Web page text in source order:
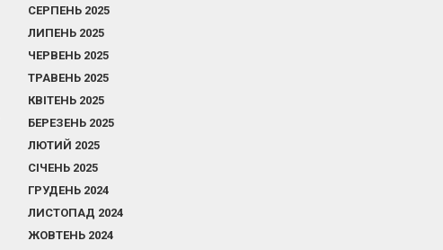
СЕРПЕНЬ 2025
ЛИПЕНЬ 2025
ЧЕРВЕНЬ 2025
ТРАВЕНЬ 2025
КВІТЕНЬ 2025
БЕРЕЗЕНЬ 2025
ЛЮТИЙ 2025
СІЧЕНЬ 2025
ГРУДЕНЬ 2024
ЛИСТОПАД 2024
ЖОВТЕНЬ 2024